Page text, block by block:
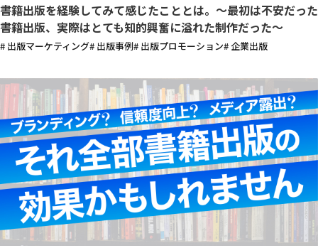
書籍出版を経験してみて感じたこととは。〜最初は不安だった
書籍出版、実際はとても知的興奮に溢れた制作だった〜
# 出版マーケティング# 出版事例# 出版プロモーション# 企業出版